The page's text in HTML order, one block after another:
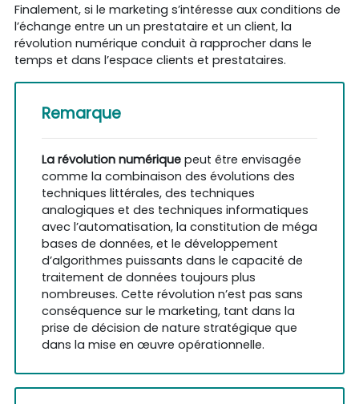
Finalement, si le marketing s’intéresse aux conditions de
l’échange entre un un prestataire et un client, la
révolution numérique conduit à rapprocher dans le
temps et dans l’espace clients et prestataires.
Remarque
La révolution numérique peut être envisagée
comme la combinaison des évolutions des
techniques littérales, des techniques
analogiques et des techniques informatiques
avec l’automatisation, la constitution de méga
bases de données, et le développement
d’algorithmes puissants dans le capacité de
traitement de données toujours plus
nombreuses. Cette révolution n’est pas sans
conséquence sur le marketing, tant dans la
prise de décision de nature stratégique que
dans la mise en œuvre opérationnelle.